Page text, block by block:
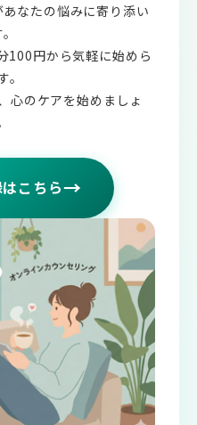
なたの悩みに寄り添い
100円から気軽に始めら
。
心のケアを始めましょ
こちら→